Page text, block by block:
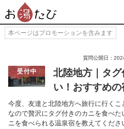
本ページはプロモーションを含みます
質問公開日：
受付中
北陸地方｜タ
い！おすすめの
今度、友達と北陸地方へ旅行に行く
なので贅沢にタグ付きのカニを食べ
ニを食べられる温泉宿を教えてくださ